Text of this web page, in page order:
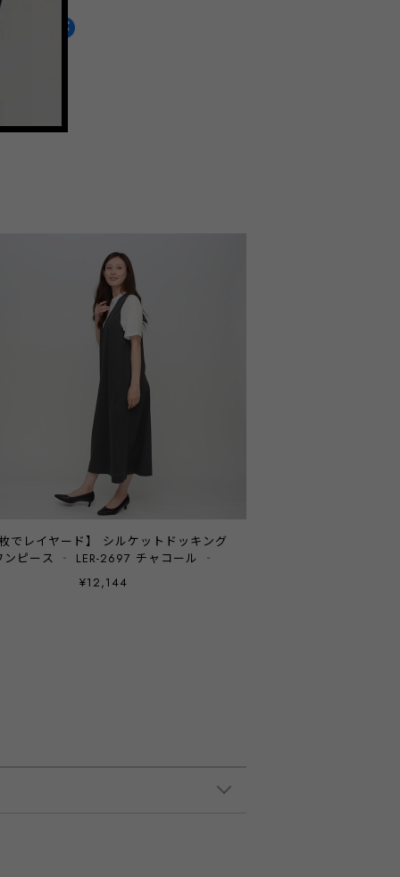
イヤード】 シルケットドッキング
ンピース ‐ LER-2697 チャコール ‐
¥12,144